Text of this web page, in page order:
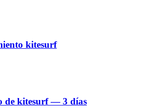
kitesurf
de kitesurf — 3 días